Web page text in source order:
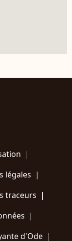
|
légales |
traceurs |
|
d'Ode |